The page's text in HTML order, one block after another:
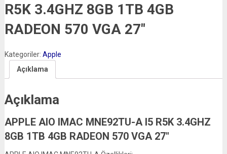
R5K 3.4GHZ 8GB 1TB 4GB
RADEON 570 VGA 27″
Kategoriler: Apple
Açıklama
Açıklama
APPLE AIO IMAC MNE92TU-A I5 R5K 3.4GHZ
8GB 1TB 4GB RADEON 570 VGA 27″